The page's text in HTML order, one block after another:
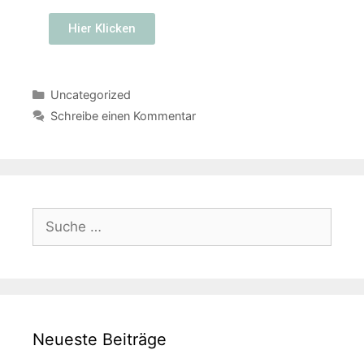
Hier Klicken
Uncategorized
Schreibe einen Kommentar
Neueste Beiträge